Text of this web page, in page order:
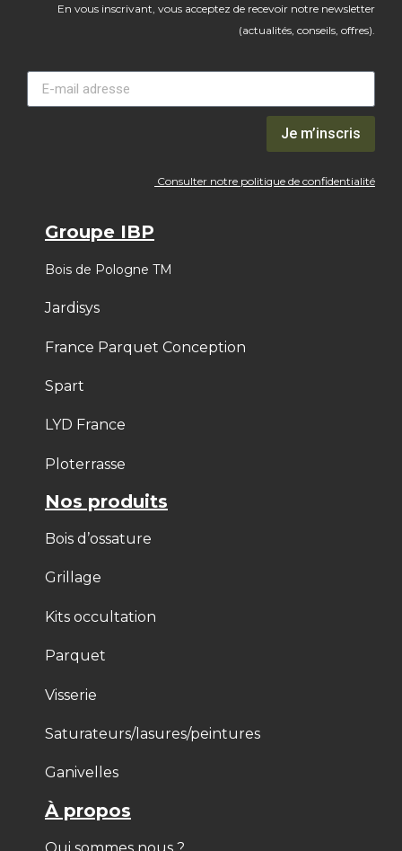
En vous inscrivant, vous acceptez de recevoir notre newsletter
(actualités, conseils, offres).
Je m’inscris
Consulter notre politique de confidentialité
Groupe IBP
Bois de Pologne TM
Jardisys
France Parquet Conception
Spart
LYD France
Ploterrasse
Nos produits
Bois d’ossature
Grillage
Kits occultation
Parquet
Visserie
Saturateurs/lasures/peintures
Ganivelles
À propos